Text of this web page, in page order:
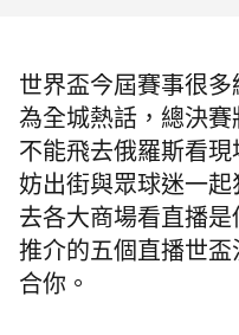
世界盃今屆賽事很
為全城熱話，總決
不能飛去俄羅斯看
妨出街與眾球迷一起
去各大商場看直播
推介的五個直播世
合你。